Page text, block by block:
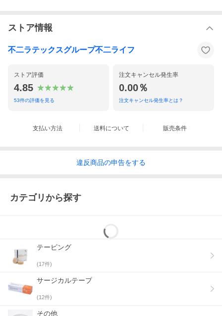
ストア情報
不二ラテックスグループ不二ライフ
ストア評価
4.85
53件の評価を見る
注文キャンセル発生率
0.00％
注文キャンセル発生率とは？
支払い方法 送料について 販売条件
違反商品の申告をする
カテゴリから探す
テーピング
(17件)
サージカルテープ
(12件)
その他